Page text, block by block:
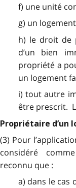
f) une unité
g) un
h) le droit de
d’un bien
propriété a
un logement
i) tout autre
être prescrit.
Propriétaire d’un
(3) Pour
considéré
reconnu que :
a) dans le cas